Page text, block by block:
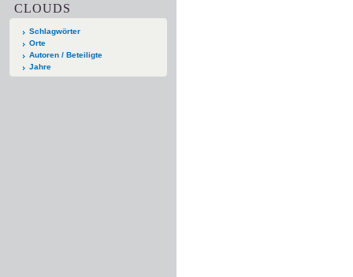
CLOUDS
Schlagwörter
Orte
Autoren / Beteiligte
Jahre